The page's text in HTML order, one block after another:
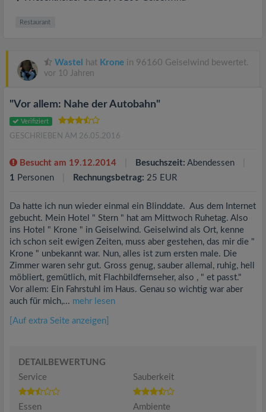
Restaurant
Wastel hat Krone in 96160 Geiselwind bewertet.
vor 10 Jahren
"Vor allem: Nahe der Autobahn"
Verifiziert
GESCHRIEBEN AM 26.05.2016
Besucht am 19.12.2014 Besuchszeit: Abendessen
1 Personen Rechnungsbetrag: 25 EUR
Da hatte ich nun wieder einmal ein Blinddate. Aus dem Internet
gebucht. Mein Hotel " Stern " hat am Mittwoch Ruhetag. Also
ins Hotel " Krone " in Geiselwind. Geiselwind als Ort, kenne
ich schon seit ewigen Zeiten, muss aber gestehen, das mir die "
Krone " unbekannt war. Nun, alles ist zum ersten male. Die
Zimmer waren sehr gut. Gross genug, sauber allemal, ruhig, hell
möbliert, gemütlich, mit Flachbildfernseher, also , " et passt."
Vor allem: Ein Fahrstuhl im Haus. Genau so wichtig war aber
auch für mich,... mehr lesen
[Auf extra Seite anzeigen]
DETAILBEWERTUNG
Service
Sauberkeit
Essen Ambiente